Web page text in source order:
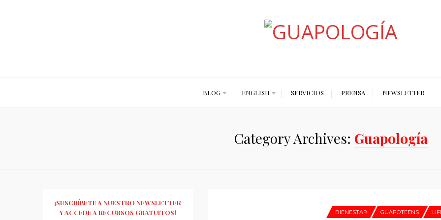
BLOG ENGLISH SERVICIOS PRENSA NEWSLETTER
Category Archives: Guapología
BIENESTAR GUAPOTEENS
¡SUSCRÍBETE A NUESTRO NEWSLETTER
Y ACCEDE A RECURSOS GRATUITOS!